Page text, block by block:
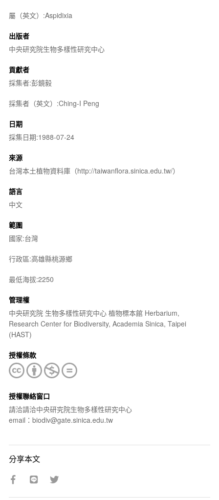
屬（英文）:Aspidixia
出版者
中央研究院生物多樣性研究中心
貢獻者
採集者:彭鏡毅
採集者（英文）:Ching-I Peng
日期
採集日期:1988-07-24
來源
台灣本土植物資料庫（http://taiwanflora.sinica.edu.tw/）
語言
中文
範圍
國家:台灣
行政區:高雄縣桃源鄉
最低海拔:2250
管理權
中央研究院 生物多樣性研究中心 植物標本館 Herbarium,
Research Center for Biodiversity, Academia Sinica, Taipei
(HAST)
授權條款
授權聯絡窗口
請洽請洽中央研究院生物多樣性研究中心
email：biodiv@gate.sinica.edu.tw
分享本文